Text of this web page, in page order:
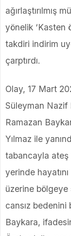
ağırlaştırılmış
yönelik ‘Kasten
takdiri indirim
çarptırdı.
Olay, 17 Mart
Süleyman Nazif
Ramazan
Yılmaz ile
tabancayla ateş
yerinde
üzerine
cansız
Baykara,